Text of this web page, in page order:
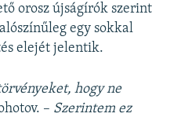
orosz újságírók szerint
egy sokkal
elejét jelentik.
hogy ne
– Szerintem ez